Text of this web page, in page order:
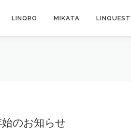
LINQRO MIKATA LINQUEST
始のお知らせ